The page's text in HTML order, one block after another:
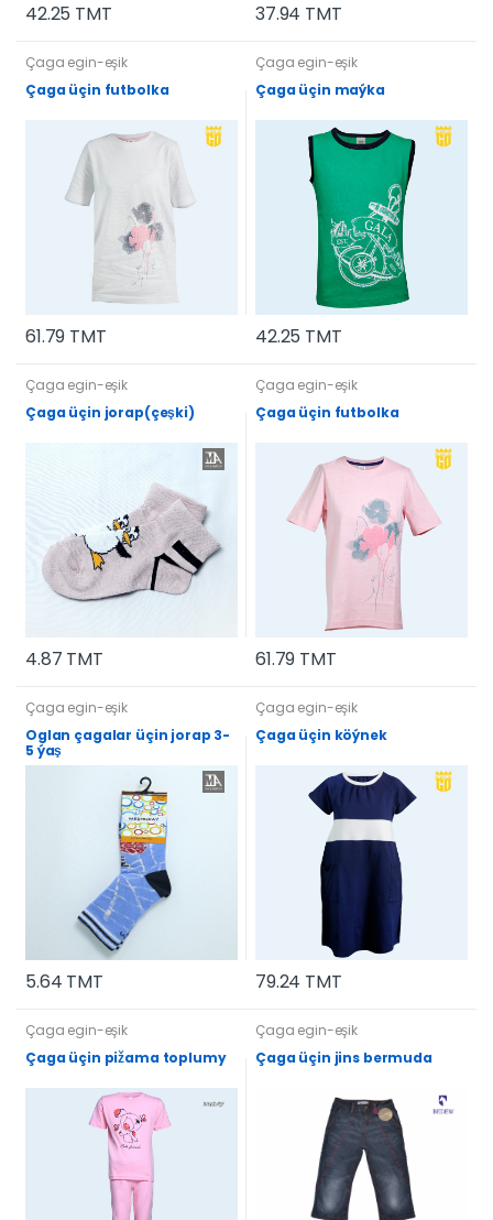
42.25 TMT 37.94 TMT
Çaga egin-eşik
Çaga üçin futbolka
61.79 TMT
Çaga egin-eşik
Çaga üçin maýka
42.25 TMT
Çaga egin-eşik
Çaga üçin jorap(çeşki)
4.87 TMT
Çaga egin-eşik
Çaga üçin futbolka
61.79 TMT
Çaga egin-eşik
Oglan çagalar üçin jorap 3-
5 ýaş
5.64 TMT
Çaga egin-eşik
Çaga üçin köýnek
79.24 TMT
Çaga egin-eşik
Çaga üçin pižama toplumy
Çaga egin-eşik
Çaga üçin jins bermuda